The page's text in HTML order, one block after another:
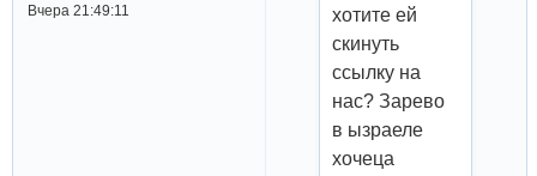
Вчера 21:49:11
хотите ей
скинуть
ссылку на
нас? Зарево
в ызраеле
хочеца